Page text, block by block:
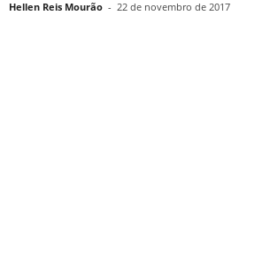
Hellen Reis Mourão - 22 de novembro de 2017